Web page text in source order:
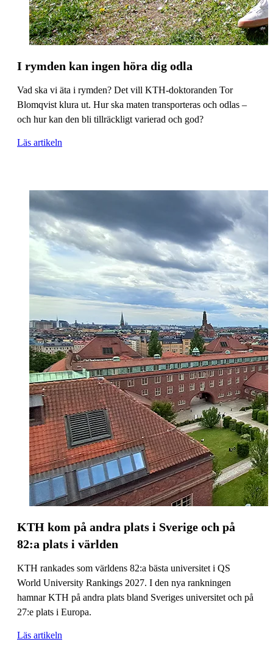
I rymden kan ingen höra dig odla
Vad ska vi äta i rymden? Det vill KTH-doktoranden Tor
Blomqvist klura ut. Hur ska maten transporteras och odlas –
och hur kan den bli tillräckligt varierad och god?
Läs artikeln
KTH kom på andra plats i Sverige och på
82:a plats i världen
KTH rankades som världens 82:a bästa universitet i QS
World University Rankings 2027. I den nya rankningen
hamnar KTH på andra plats bland Sveriges universitet och på
27:e plats i Europa.
Läs artikeln